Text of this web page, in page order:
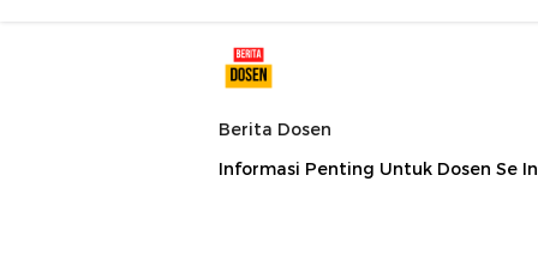
Berita Dosen
Informasi Penting Untuk Dosen Se